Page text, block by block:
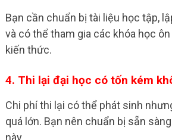
Bạn cần chuẩn bị tài liệu học tập,
và có thể tham gia các khóa học
kiến thức.
4. Thi lại đại học có tốn kém
Chi phí thi lại có thể phát sinh
quá lớn. Bạn nên chuẩn bị sẵn
này.